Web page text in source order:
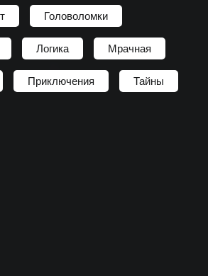
Головоломки
Логика Мрачная
Приключения Тайны